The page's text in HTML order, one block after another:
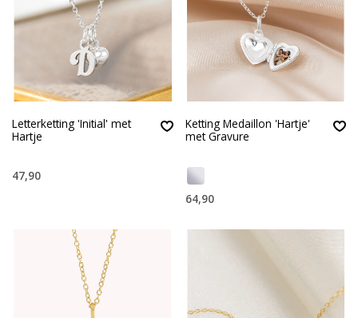
Letterketting 'Initial' met
Hartje
47,90
Ketting Medaillon 'Hartje'
met Gravure
64,90